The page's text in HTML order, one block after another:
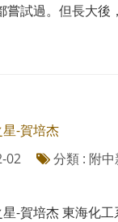
嘗試過。但長大
-賀培杰
02
分類 : 附中
-賀培杰 東海化